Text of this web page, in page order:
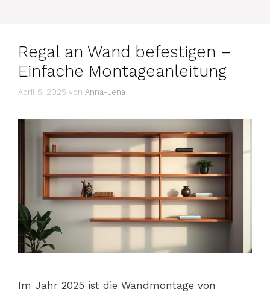
Regal an Wand befestigen –
Einfache Montageanleitung
April 5, 2025 von Anna-Lena
Im Jahr 2025 ist die Wandmontage von